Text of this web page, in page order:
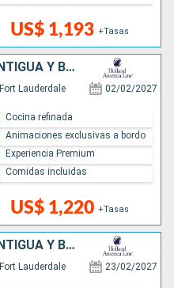
US$ 1,193 +Tasas
SAN MARTÍN, DOMINICA, ANTIGUA Y BARBUDA, BAHAMAS, ESTADOS UNIDOS
Fort Lauderdale 02/02/2027
US$ 1,220 +Tasas
Cocina refinada
Animaciones exclusivas a bordo
Experiencia Premium
Comidas incluidas
SAN MARTÍN, DOMINICA, ANTIGUA Y BARBUDA, PUERTO RICO, BAHAMAS, ESTADOS UNIDOS
Fort Lauderdale 23/02/2027